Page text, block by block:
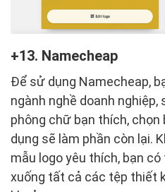
13. Namecheap
Để sử dụng Namecheap,
ngành nghề doanh
phông chữ bạn thích,
dụng sẽ làm phần còn lại.
mẫu logo yêu thích, bạn
xuống tất cả các tệp thiết